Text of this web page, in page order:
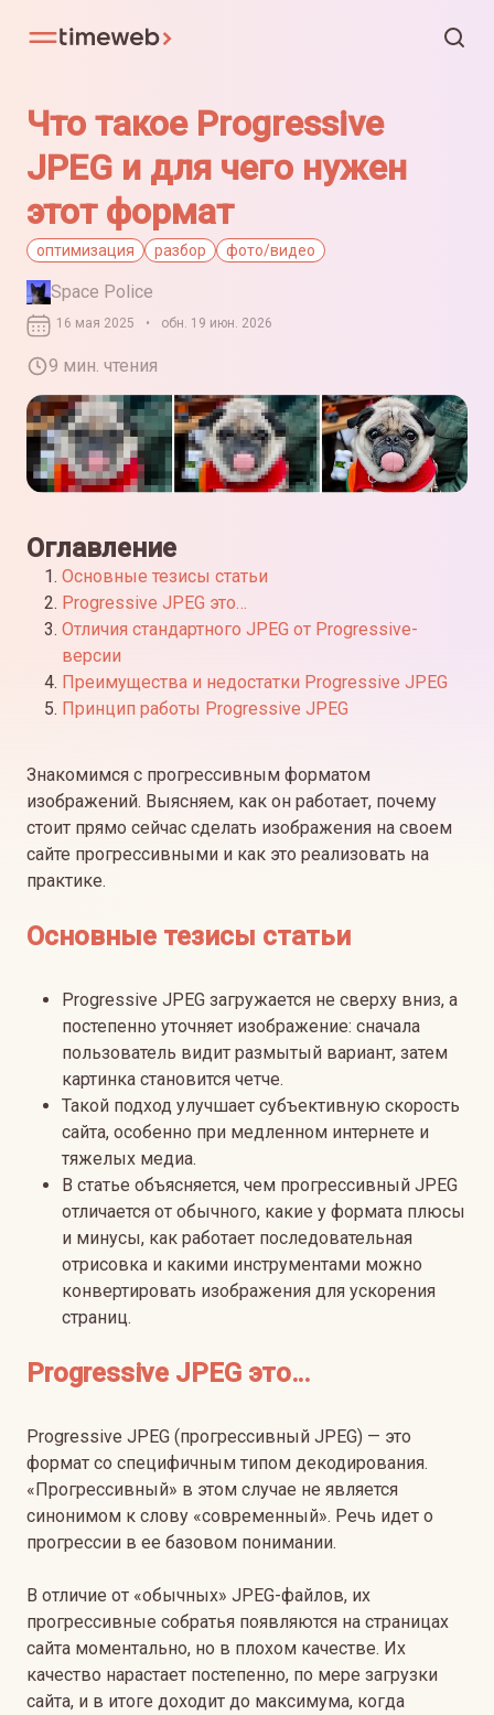
Что такое Progressive
JPEG и для чего нужен
этот формат
оптимизация разбор фото/видео
Space Police
16 мая 2025 • обн. 19 июн. 2026
9 мин. чтения
Оглавление
Основные тезисы статьи
Progressive JPEG это…
Отличия стандартного JPEG от Progressive-
версии
Преимущества и недостатки Progressive JPEG
Принцип работы Progressive JPEG
Знакомимся с прогрессивным форматом
изображений. Выясняем, как он работает, почему
стоит прямо сейчас сделать изображения на своем
сайте прогрессивными и как это реализовать на
практике.
Основные тезисы статьи
Progressive JPEG загружается не сверху вниз, а
постепенно уточняет изображение: сначала
пользователь видит размытый вариант, затем
картинка становится четче.
Такой подход улучшает субъективную скорость
сайта, особенно при медленном интернете и
тяжелых медиа.
В статье объясняется, чем прогрессивный JPEG
отличается от обычного, какие у формата плюсы
и минусы, как работает последовательная
отрисовка и какими инструментами можно
конвертировать изображения для ускорения
страниц.
Progressive JPEG это…
Progressive JPEG (прогрессивный JPEG) — это
формат со специфичным типом декодирования.
«Прогрессивный» в этом случае не является
синонимом к слову «современный». Речь идет о
прогрессии в ее базовом понимании.
В отличие от «обычных» JPEG-файлов, их
прогрессивные собратья появляются на страницах
сайта моментально, но в плохом качестве. Их
качество нарастает постепенно, по мере загрузки
сайта, и в итоге доходит до максимума, когда